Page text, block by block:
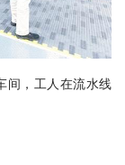
间，工人在流水线